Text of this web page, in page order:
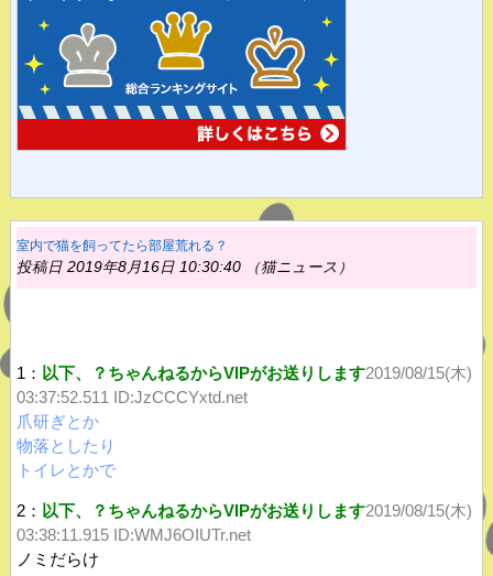
室内で猫を飼ってたら部屋荒れる？
投稿日 2019年8月16日 10:30:40 （猫ニュース）
1： 以下、？ちゃんねるからVIPがお送りします2019/08/15(木)
03:37:52.511 ID:JzCCCYxtd.net
爪研ぎとか
物落としたり
トイレとかで
2： 以下、？ちゃんねるからVIPがお送りします2019/08/15(木)
03:38:11.915 ID:WMJ6OIUTr.net
ノミだらけ